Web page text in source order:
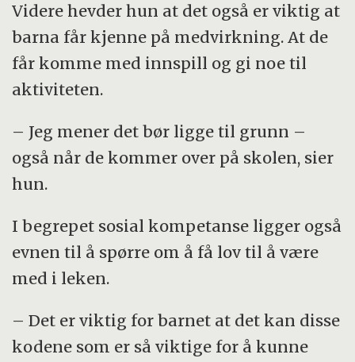
Videre hevder hun at det også er viktig at
barna får kjenne på medvirkning. At de
får komme med innspill og gi noe til
aktiviteten.
– Jeg mener det bør ligge til grunn –
også når de kommer over på skolen, sier
hun.
I begrepet sosial kompetanse ligger også
evnen til å spørre om å få lov til å være
med i leken.
– Det er viktig for barnet at det kan disse
kodene som er så viktige for å kunne